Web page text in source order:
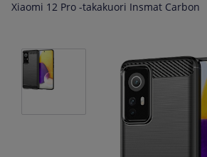
Xiaomi 12 Pro -takakuori Insmat Carbon